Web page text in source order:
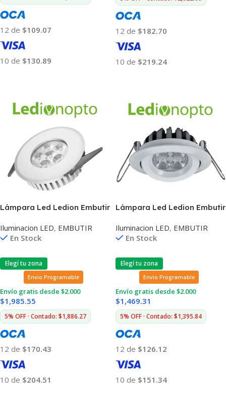
12 de $109.07
10 de $130.89
12 de $182.70
10 de $219.24
Lámpara Led Ledion Embutir
Iluminacion LED, EMBUTIR
En Stock
Elegí tu zona
Envio Programable
Envío gratis desde $2.000
$1,985.55
5% OFF · Contado: $1,886.27
12 de $170.43
10 de $204.51
Lámpara Led Ledion Embutir
Iluminacion LED, EMBUTIR
En Stock
Elegí tu zona
Envio Programable
Envío gratis desde $2.000
$1,469.31
5% OFF · Contado: $1,395.84
12 de $126.12
10 de $151.34